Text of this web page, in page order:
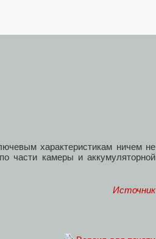
характеристикам ничем не
части камеры и аккумуляторной
Источник